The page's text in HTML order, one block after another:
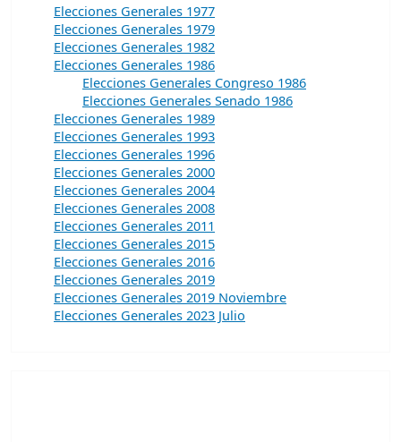
Elecciones Generales 1977
Elecciones Generales 1979
Elecciones Generales 1982
Elecciones Generales 1986
Elecciones Generales Congreso 1986
Elecciones Generales Senado 1986
Elecciones Generales 1989
Elecciones Generales 1993
Elecciones Generales 1996
Elecciones Generales 2000
Elecciones Generales 2004
Elecciones Generales 2008
Elecciones Generales 2011
Elecciones Generales 2015
Elecciones Generales 2016
Elecciones Generales 2019
Elecciones Generales 2019 Noviembre
Elecciones Generales 2023 Julio